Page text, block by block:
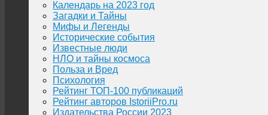
Календарь на 2023 год
Загадки и Тайны
Мифы и Легенды
Исторические события
Известные люди
НЛО и тайны космоса
Польза и Вред
Психология
Рейтинг ТОП-100 публикаций
Рейтинг авторов IstoriiPro.ru
Издательства России 2023